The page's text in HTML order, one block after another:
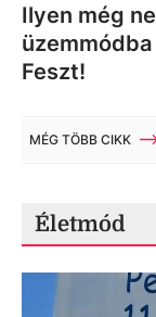
Ilyen még
Feszt!
MÉG TÖBB CIKK
Életmód